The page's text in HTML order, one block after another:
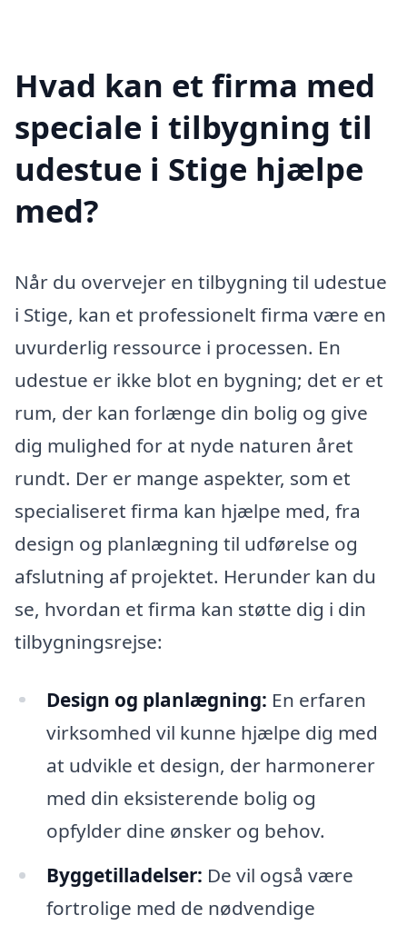
Hvad kan et firma med
speciale i tilbygning til
udestue i Stige hjælpe
med?
Når du overvejer en tilbygning til udestue
i Stige, kan et professionelt firma være en
uvurderlig ressource i processen. En
udestue er ikke blot en bygning; det er et
rum, der kan forlænge din bolig og give
dig mulighed for at nyde naturen året
rundt. Der er mange aspekter, som et
specialiseret firma kan hjælpe med, fra
design og planlægning til udførelse og
afslutning af projektet. Herunder kan du
se, hvordan et firma kan støtte dig i din
tilbygningsrejse:
Design og planlægning: En erfaren
virksomhed vil kunne hjælpe dig med
at udvikle et design, der harmonerer
med din eksisterende bolig og
opfylder dine ønsker og behov.
Byggetilladelser: De vil også være
fortrolige med de nødvendige